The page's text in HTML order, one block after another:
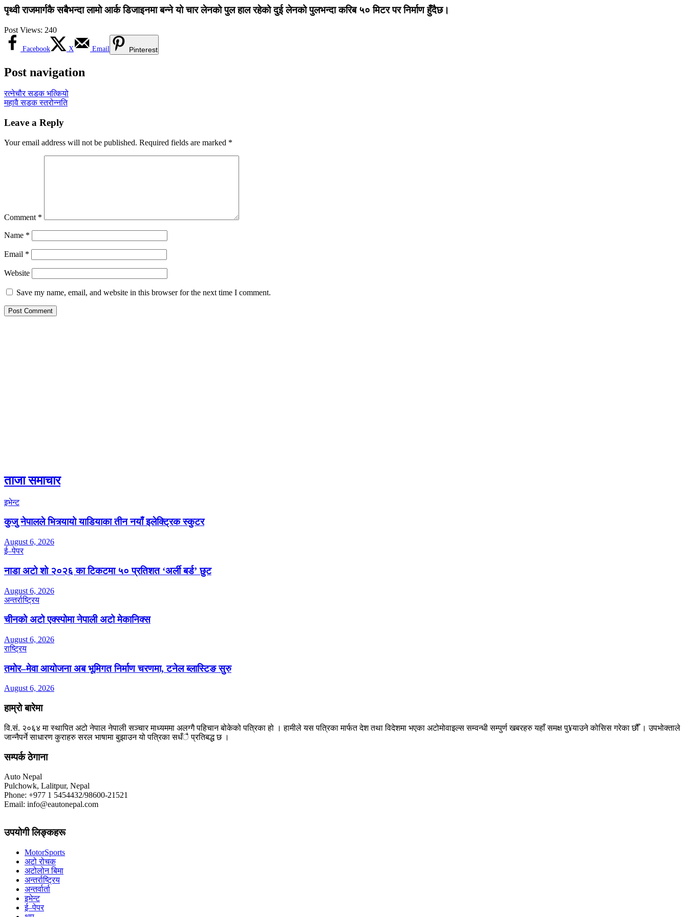
पृथ्वी राजमार्गकै सबैभन्दा लामो आर्क डिजाइनमा बन्ने यो चार लेनको पुल हाल रहेको दुई लेनको पुलभन्दा करिब ५० मिटर पर निर्माण हुँदैछ।
Post Views: 240
Facebook X Email Pinterest
Post navigation
रत्नेचौर सडक भत्कियो
महावै सडक स्तरोन्नति
Leave a Reply
Your email address will not be published. Required fields are marked *
Comment *
Name *
Email *
Website
Save my name, email, and website in this browser for the next time I comment.
ताजा समाचार
इभेन्ट
कुजु नेपालले भित्र्यायो याडियाका तीन नयाँ इलेक्ट्रिक स्कुटर
August 6, 2026
ई–पेपर
नाडा अटो शो २०२६ का टिकटमा ५० प्रतिशत ‘अर्ली बर्ड’ छुट
August 6, 2026
अन्तर्राष्ट्रिय
चीनको अटो एक्स्पोमा नेपाली अटो मेकानिक्स
August 6, 2026
राष्ट्रिय
तमोर–मेवा आयोजना अब भूमिगत निर्माण चरणमा, टनेल ब्लास्टिङ सुरु
August 6, 2026
हाम्रो बारेमा
वि.सं. २०६४ मा स्थापित अटो नेपाल नेपाली सञ्चार माध्यममा अलग्गै पहिचान बोकेको पत्रिका हो । हामीले यस पत्रिका मार्फत देश तथा विदेशमा भएका अटोमोवाइल्स सम्वन्धी सम्पुर्ण खबरहरु यहाँ समक्ष पु¥याउने कोसिस गरेका छौँ । उपभोक्ताले
जान्नैपर्ने साधारण कुराहरु सरल भाषामा बुझाउन यो पत्रिका सधँै प्रतिबद्ध छ ।
सम्पर्क ठेगाना
Auto Nepal
Pulchowk, Lalitpur, Nepal
Phone: +977 1 5454432/98600-21521
Email: info@eautonepal.com
उपयोगी लिङ्कहरू
MotorSports
अटो रोचक
अटोलोन बिमा
अन्तर्राष्ट्रिय
अन्तर्वार्ता
इभेन्ट
ई–पेपर